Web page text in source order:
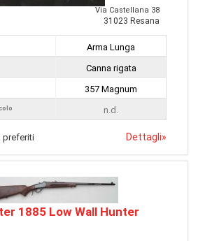
Via Castellana 38
31023 Resana
Arma Lunga
Canna rigata
357 Magnum
n.d.
preferiti Dettagli»
1885 Low Wall Hunter